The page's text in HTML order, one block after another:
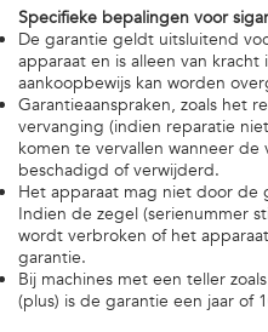
Specifieke bepalingen voor
De garantie geldt uitsluitend
apparaat en is alleen van
aankoopbewijs kan worden
Garantieaanspraken, zoals het
vervanging (indien reparatie
komen te vervallen wanneer
beschadigd of verwijderd.
Het apparaat mag niet door
Indien de zegel (serienummer
wordt verbroken of het
garantie.
Bij machines met een teller
(plus) is de garantie een jaar of